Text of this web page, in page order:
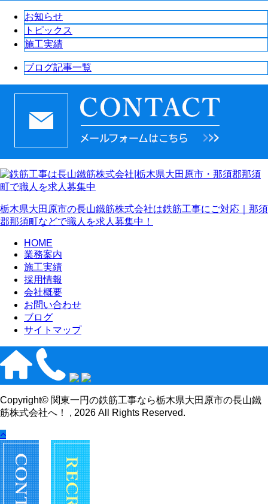
お知らせ
トピックス
施工実績
ブログ記事一覧
栃木県大田原市の長山鐵筋株式会社は鉄筋工事にご対応｜那須
郡那須町などで職人を求人募集中！
HOME
業務案内
施工実績
採用情報
会社概要
お問い合わせ
ブログ
サイトマップ
Copyright© 関東一円の鉄筋工事なら栃木県大田原市の長山鐵
筋株式会社へ！ , 2026 All Rights Reserved.